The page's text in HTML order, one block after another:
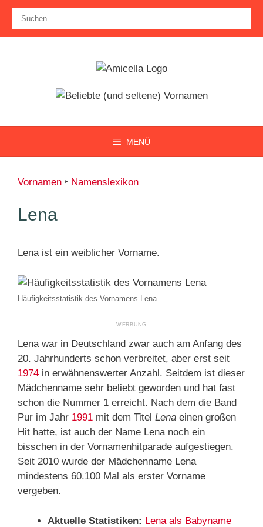
Zum
Inhalt
springen
nach:
MENÜ
Vornamen ‣ Namenslexikon
Lena
Lena ist ein weiblicher Vorname.
Häufigkeitsstatistik des Vornamens Lena
Lena war in Deutschland zwar auch am Anfang des
20. Jahrhunderts schon verbreitet, aber erst seit
1974 in erwähnenswerter Anzahl. Seitdem ist dieser
Mädchenname sehr beliebt geworden und hat fast
schon die Nummer 1 erreicht. Nach dem die Band
Pur im Jahr 1991 mit dem Titel Lena einen großen
Hit hatte, ist auch der Name Lena noch ein
bisschen in der Vornamenhitparade aufgestiegen.
Seit 2010 wurde der Mädchenname Lena
mindestens 60.100 Mal als erster Vorname
vergeben.
Aktuelle Statistiken: Lena als Babyname